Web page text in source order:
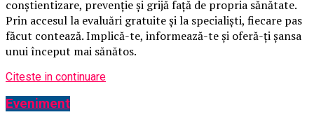
conștientizare, prevenție și grijă față de propria sănătate.
Prin accesul la evaluări gratuite și la specialiști, fiecare pas
făcut contează. Implică-te, informează-te și oferă-ți șansa
unui început mai sănătos.
Citeste in continuare
Eveniment